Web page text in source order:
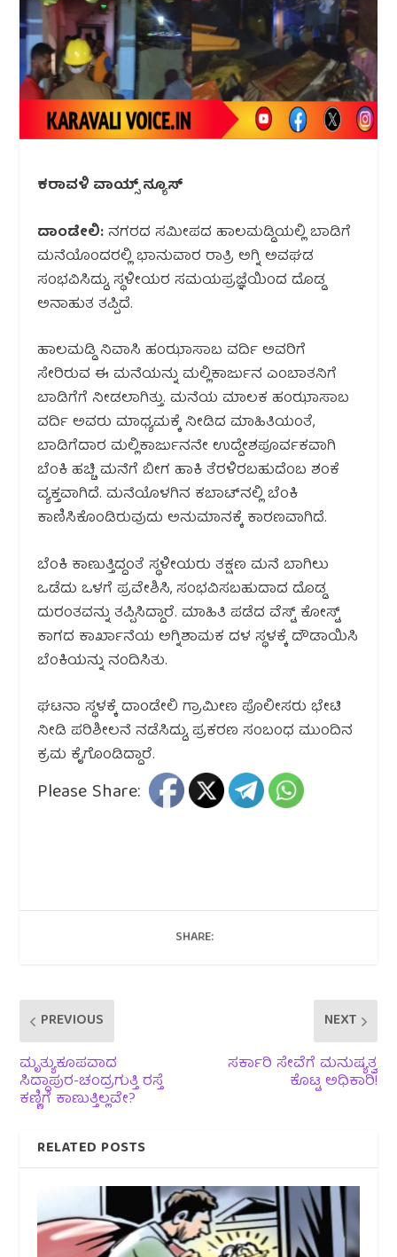
ಕರಾವಳಿ ವಾಯ್ಸ್ ನ್ಯೂಸ್
ದಾಂಡೇಲಿ:ನಗರದ ಸಮೀಪದ ಹಾಲಮಡ್ಡಿಯಲ್ಲಿ ಬಾಡಿಗೆ
ಮನೆಯೊಂದರಲ್ಲಿ ಭಾನುವಾರ ರಾತ್ರಿ ಅಗ್ನಿ ಅವಘಡ
ಸಂಭವಿಸಿದ್ದು, ಸ್ಥಳೀಯರ ಸಮಯಪ್ರಜ್ಞೆಯಿಂದ ದೊಡ್ಡ
ಅನಾಹುತ ತಪ್ಪಿದೆ.
ಹಾಲಮಡ್ಡಿ ನಿವಾಸಿ ಹಂಝಾಸಾಬ ವರ್ದಿ ಅವರಿಗೆ
ಸೇರಿರುವ ಈ ಮನೆಯನ್ನು ಮಲ್ಲಿಕಾರ್ಜುನ ಎಂಬಾತನಿಗೆ
ಬಾಡಿಗೆಗೆ ನೀಡಲಾಗಿತ್ತು. ಮನೆಯ ಮಾಲಕ ಹಂಝಾಸಾಬ
ವರ್ದಿ ಅವರು ಮಾಧ್ಯಮಕ್ಕೆ ನೀಡಿದ ಮಾಹಿತಿಯಂತೆ,
ಬಾಡಿಗೆದಾರ ಮಲ್ಲಿಕಾರ್ಜುನನೇ ಉದ್ದೇಶಪೂರ್ವಕವಾಗಿ
ಬೆಂಕಿ ಹಚ್ಚಿ ಮನೆಗೆ ಬೀಗ ಹಾಕಿ ತೆರಳಿರಬಹುದೆಂಬ ಶಂಕೆ
ವ್ಯಕ್ತವಾಗಿದೆ. ಮನೆಯೊಳಗಿನ ಕಬಾಟ್‌ನಲ್ಲಿ ಬೆಂಕಿ
ಕಾಣಿಸಿಕೊಂಡಿರುವುದು ಅನುಮಾನಕ್ಕೆ ಕಾರಣವಾಗಿದೆ.
ಬೆಂಕಿ ಕಾಣುತ್ತಿದ್ದಂತೆ ಸ್ಥಳೀಯರು ತಕ್ಷಣ ಮನೆ ಬಾಗಿಲು
ಒಡೆದು ಒಳಗೆ ಪ್ರವೇಶಿಸಿ, ಸಂಭವಿಸಬಹುದಾದ ದೊಡ್ಡ
ದುರಂತವನ್ನು ತಪ್ಪಿಸಿದ್ದಾರೆ. ಮಾಹಿತಿ ಪಡೆದ ವೆಸ್ಟ್ ಕೋಸ್ಟ್
ಕಾಗದ ಕಾರ್ಖಾನೆಯ ಅಗ್ನಿಶಾಮಕ ದಳ ಸ್ಥಳಕ್ಕೆ ದೌಡಾಯಿಸಿ
ಬೆಂಕಿಯನ್ನು ನಂದಿಸಿತು.
ಘಟನಾ ಸ್ಥಳಕ್ಕೆ ದಾಂಡೇಲಿ ಗ್ರಾಮೀಣ ಪೊಲೀಸರು ಭೇಟಿ
ನೀಡಿ ಪರಿಶೀಲನೆ ನಡೆಸಿದ್ದು, ಪ್ರಕರಣ ಸಂಬಂಧ ಮುಂದಿನ
ಕ್ರಮ ಕೈಗೊಂಡಿದ್ದಾರೆ.
Please Share:
SHARE:
PREVIOUS
ಮೃತ್ಯುಕೂಪವಾದ
ಸಿದ್ದಾಪುರ-ಚಂದ್ರಗುತ್ತಿ ರಸ್ತೆ
ಕಣ್ಣಿಗೆ ಕಾಣುತ್ತಿಲ್ಲವೇ?
NEXT
ಸರ್ಕಾರಿ ಸೇವೆಗೆ ಮನುಷ್ಯತ್ವ
ಕೊಟ್ಟ ಅಧಿಕಾರಿ!
RELATED POSTS